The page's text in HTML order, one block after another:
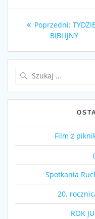
Nawigacja
wpisu
Poprzedni:
wpis:
BIBLIJNY
Film z
Spotkania
20.
ROK